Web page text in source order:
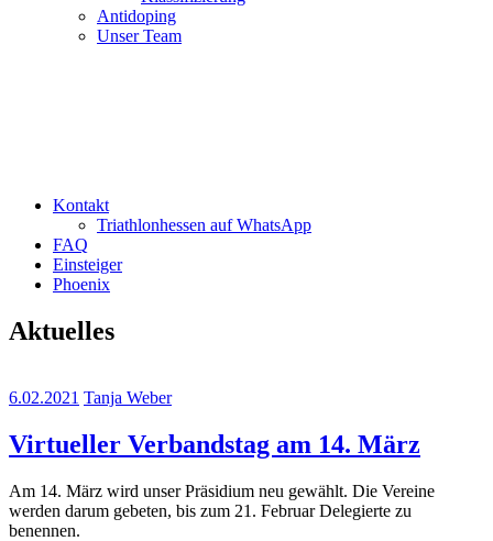
Antidoping
Unser Team
Kontakt
Triathlonhessen auf WhatsApp
FAQ
Einsteiger
Phoenix
Aktuelles
6.02.2021 Tanja Weber
Virtueller Verbandstag am 14. März
Am 14. März wird unser Präsidium neu gewählt. Die Vereine
werden darum gebeten, bis zum 21. Februar Delegierte zu
benennen.